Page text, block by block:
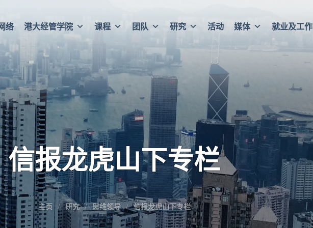
络 港大经管学院 课程 团队 研究 活动 媒体 就业及工作
信报龙虎山下专栏
主页 研究 思维领导 信报龙虎山下专栏